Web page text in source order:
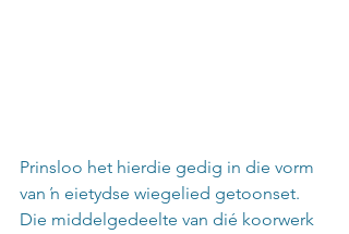
Prinsloo het hierdie gedig in die vorm
van ŉ eietydse wiegelied getoonset.
Die middelgedeelte van dié koorwerk